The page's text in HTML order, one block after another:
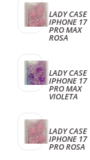
LADY CASE
IPHONE 17
PRO MAX
ROSA
LADY CASE
IPHONE 17
PRO MAX
VIOLETA
LADY CASE
IPHONE 17
PRO ROSA